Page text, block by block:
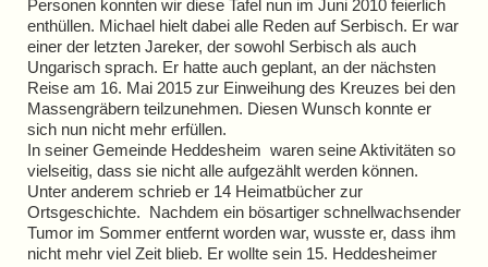
Personen konnten wir diese Tafel nun im Juni 2010 feierlich
enthüllen. Michael hielt dabei alle Reden auf Serbisch. Er war
einer der letzten Jareker, der sowohl Serbisch als auch
Ungarisch sprach. Er hatte auch geplant, an der nächsten
Reise am 16. Mai 2015 zur Einweihung des Kreuzes bei den
Massengräbern teilzunehmen. Diesen Wunsch konnte er
sich nun nicht mehr erfüllen.
In seiner Gemeinde Heddesheim waren seine Aktivitäten so
vielseitig, dass sie nicht alle aufgezählt werden können.
Unter anderem schrieb er 14 Heimatbücher zur
Ortsgeschichte. Nachdem ein bösartiger schnellwachsender
Tumor im Sommer entfernt worden war, wusste er, dass ihm
nicht mehr viel Zeit blieb. Er wollte sein 15. Heddesheimer